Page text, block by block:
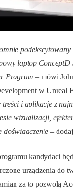
laptop
Program – mówi
w Unreal
treści i aplikacje z
wizualizacji,
doświadczenie –
kandydaci
urządzenia do
za to pozwolą